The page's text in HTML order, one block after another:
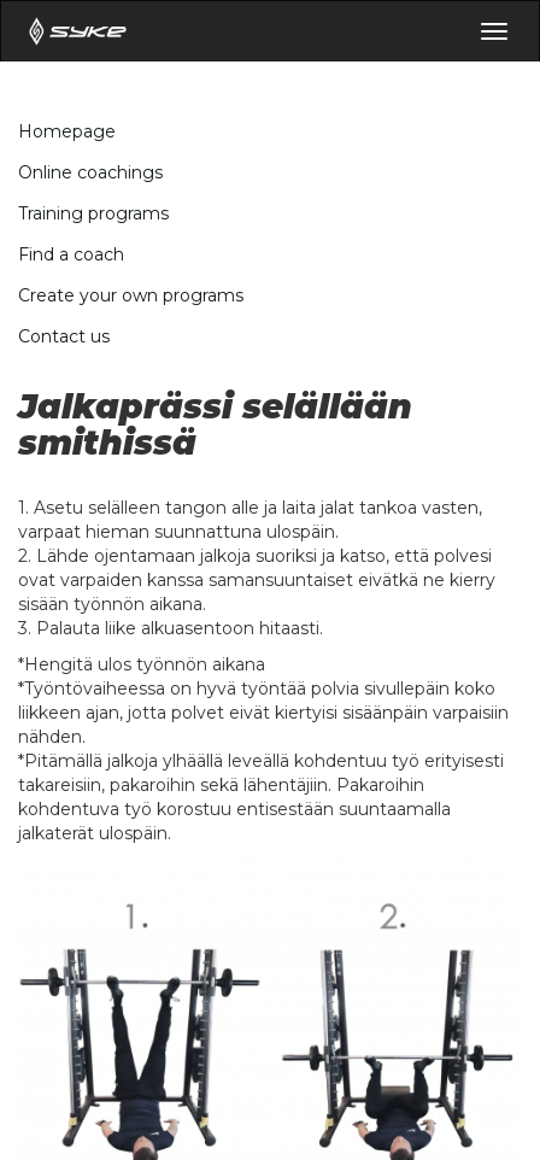
Homepage
Online coachings
Training programs
Find a coach
Create your own programs
Contact us
Jalkaprässi selällään
smithissä
1. Asetu selälleen tangon alle ja laita jalat tankoa vasten,
varpaat hieman suunnattuna ulospäin.
2. Lähde ojentamaan jalkoja suoriksi ja katso, että polvesi
ovat varpaiden kanssa samansuuntaiset eivätkä ne kierry
sisään työnnön aikana.
3. Palauta liike alkuasentoon hitaasti.
*Hengitä ulos työnnön aikana
*Työntövaiheessa on hyvä työntää polvia sivullepäin koko
liikkeen ajan, jotta polvet eivät kiertyisi sisäänpäin varpaisiin
nähden.
*Pitämällä jalkoja ylhäällä leveällä kohdentuu työ erityisesti
takareisiin, pakaroihin sekä lähentäjiin. Pakaroihin
kohdentuva työ korostuu entisestään suuntaamalla
jalkaterät ulospäin.